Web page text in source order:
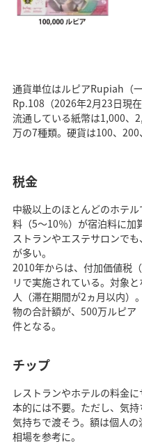
通貨単位はルピアRupiah（
Rp.108（2026年2月23日現在
流通している紙幣は1,000、
万の7種類。硬貨は100、200
税金
中級以上のほとんどのホテ
料（5～10％）が宿泊料に加
ストランやエステサロンで
が多い。
2010年からは、付加価値税
リで実施されている。対象
人（滞在期間が2ヵ月以内）
物の合計額が、500万ルピア
件となる。
チップ
レストランやホテルの料金
本的には不要。ただし、気
気持ちで渡そう。額は個人
相場を参考に。